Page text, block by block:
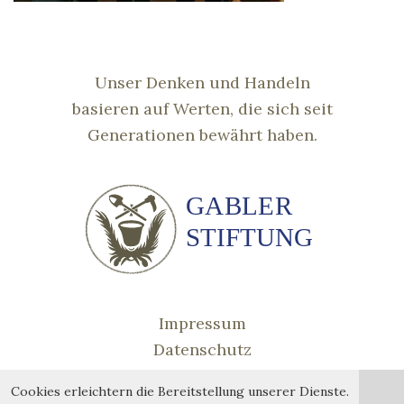
Unser Denken und Handeln
basieren auf Werten, die sich seit
Generationen bewährt haben.
Impressum
Datenschutz
Cookies erleichtern die Bereitstellung unserer Dienste.